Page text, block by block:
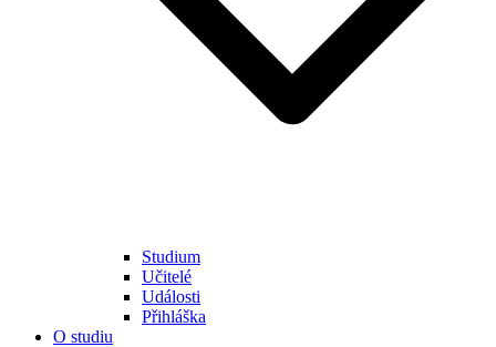
Studium
Učitelé
Události
Přihláška
O studiu